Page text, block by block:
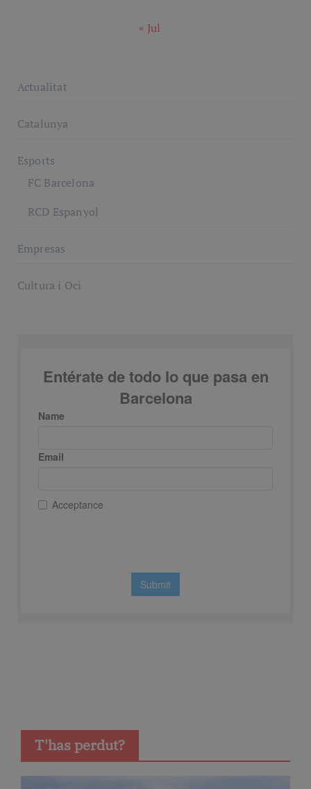
« Jul
Actualitat
Catalunya
Esports
FC Barcelona
RCD Espanyol
Empresas
Cultura i Oci
T'has perdut?